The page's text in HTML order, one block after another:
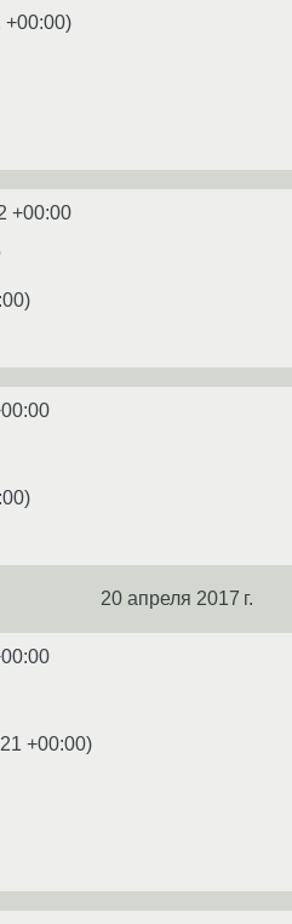
+00:00)
+00:00
)
)
20 апреля 2017 г.
+00:00)